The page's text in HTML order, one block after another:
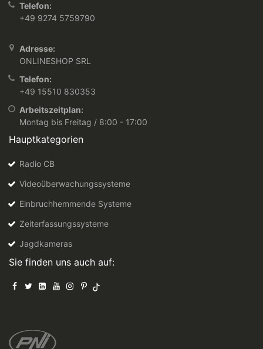
Telefon:
+49 9274 5759790
Adresse:
ONLINESHOP SRL
Telefon:
+49 15510 830353
Arbeitszeitplan:
Montag bis Freitag / 8:00 - 17:00
Hauptkategorien
Radio CB
Videoüberwachungssysteme
Einbruchhemmende Systeme
Zeiterfassungssysteme
Jagdkameras
Sie finden uns auch auf: